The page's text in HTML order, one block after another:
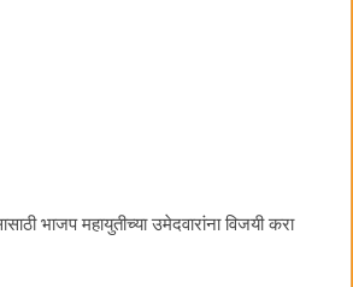
भाजप महायुतीच्या उमेदवारांना विजयी करा